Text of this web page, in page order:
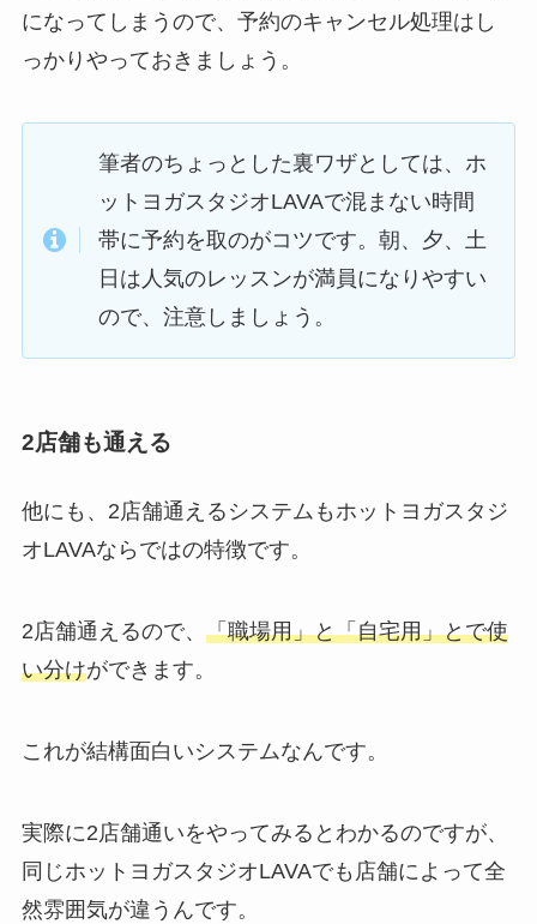
になってしまうので、予約のキャンセル処理はし
っかりやっておきましょう。
筆者のちょっとした裏ワザとしては、ホ
ットヨガスタジオLAVAで混まない時間
帯に予約を取のがコツです。朝、夕、土
日は人気のレッスンが満員になりやすい
ので、注意しましょう。
2店舗も通える
他にも、2店舗通えるシステムもホットヨガスタジ
オLAVAならではの特徴です。
2店舗通えるので、 「職場用」と「自宅用」とで使
い分けができます。
これが結構面白いシステムなんです。
実際に2店舗通いをやってみるとわかるのですが、
同じホットヨガスタジオLAVAでも店舗によって全
然雰囲気が違うんです。